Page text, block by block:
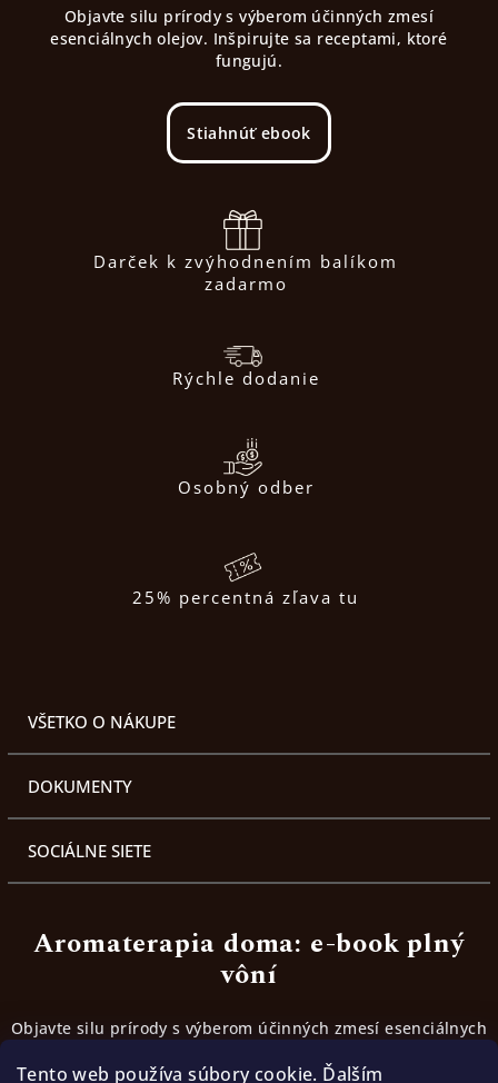
Tento web používa súbory cookie. Ďalším
Objavte silu prírody s výberom účinných zmesí
esenciálnych olejov. Inšpirujte sa receptami, ktoré
fungujú.
Stiahnúť ebook
Darček k zvýhodnením balíkom
zadarmo
Rýchle dodanie
Osobný odber
25% percentná zľava tu
VŠETKO O NÁKUPE
DOKUMENTY
SOCIÁLNE SIETE
Aromaterapia doma: e-book plný
vôní
Objavte silu prírody s výberom účinných zmesí esenciálnych